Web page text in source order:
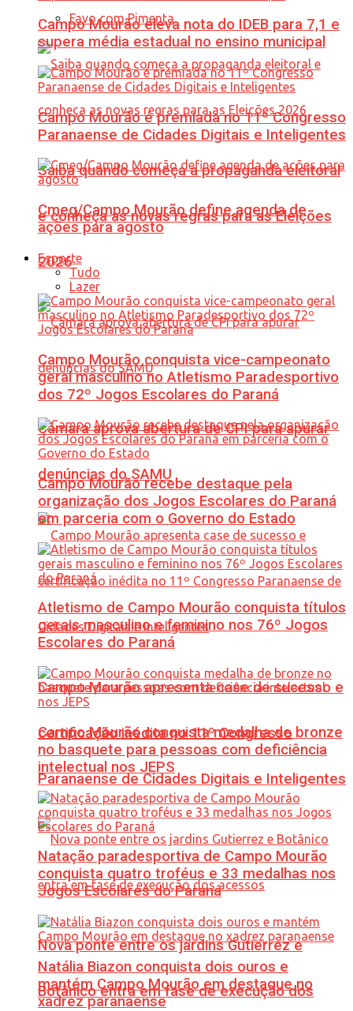
Favo com Pimenta
Saiba quando começa a propaganda eleitoral
e conheça as novas regras para as Eleições
2026
Câmara aprova abertura de CPI para apurar
denúncias do SAMU
Campo Mourão apresenta case de sucesso e
certificação inédita no 11º Congresso
Paranaense de Cidades Digitais e Inteligentes
Nova ponte entre os jardins Gutierrez e
Botânico entra em fase de execução dos
Campo Mourão eleva nota do IDEB para 7,1 e
supera média estadual no ensino municipal
Campo Mourão é premiada no 11º Congresso
Paranaense de Cidades Digitais e Inteligentes
Cmeg/Campo Mourão define agenda de
ações para agosto
Esporte
Tudo
Lazer
Campo Mourão conquista vice-campeonato
geral masculino no Atletismo Paradesportivo
dos 72º Jogos Escolares do Paraná
Campo Mourão recebe destaque pela
organização dos Jogos Escolares do Paraná
em parceria com o Governo do Estado
Atletismo de Campo Mourão conquista títulos
gerais masculino e feminino nos 76º Jogos
Escolares do Paraná
Campo Mourão conquista medalha de bronze
no basquete para pessoas com deficiência
intelectual nos JEPS
Natação paradesportiva de Campo Mourão
conquista quatro troféus e 33 medalhas nos
Jogos Escolares do Paraná
Natália Biazon conquista dois ouros e
mantém Campo Mourão em destaque no
xadrez paranaense